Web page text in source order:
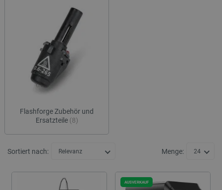
einfacher Düsenwechsel, Druckgenauigkeit bis zu 0,1 mm und
einfache Bedienung sind die wichtigsten Merkmale von Flashforge-
Flashforge Zubehör und
Ersatzteile (8)
Sortiert nach: Relevanz Menge: 24
AUSVERKAUF